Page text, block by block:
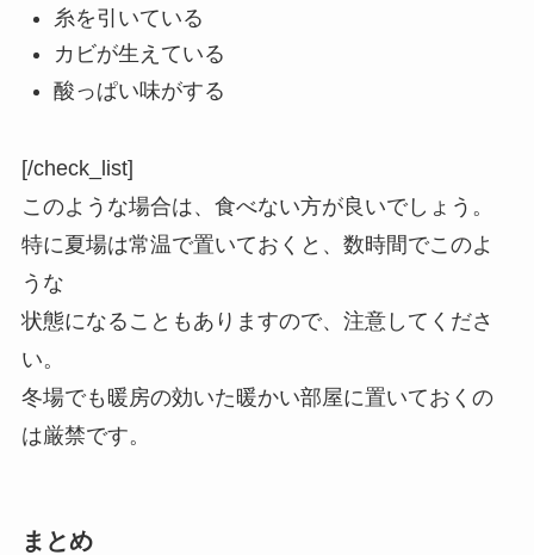
糸を引いている
カビが生えている
酸っぱい味がする
[/check_list]
このような場合は、食べない方が良いでしょう。
特に夏場は常温で置いておくと、数時間でこのよ
うな
状態になることもありますので、注意してくださ
い。
冬場でも暖房の効いた暖かい部屋に置いておくの
は厳禁です。
まとめ